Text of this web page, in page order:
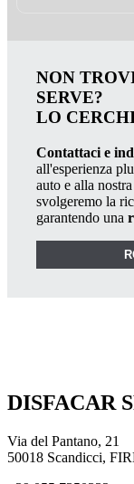
NON
SERVE?
LO
Contattaci e
all'esperienza
auto e alla
svolgeremo la
garantendo una
DISFACAR
Via del Pantano, 21
50018 Scandicci,